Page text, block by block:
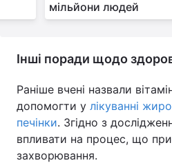
мільйони людей
Інші поради щодо
Раніше вчені назвали
допомогти у лікуванні
печінки. Згідно з
впливати на процес, що
захворювання.